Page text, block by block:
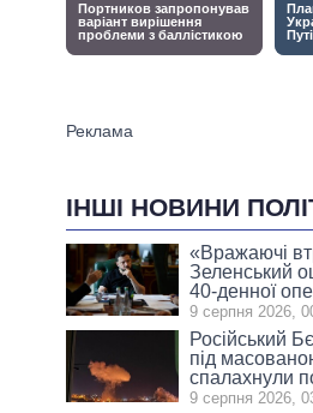
ІНШІ НОВИНИ
«Вражаючі
Зеленський
40-денної
9 серпня 2026,
Російський
під
спалахнули
9 серпня 2026,